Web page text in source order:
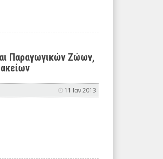
Παραγωγικών Ζώων,
11 Ιαν 2013